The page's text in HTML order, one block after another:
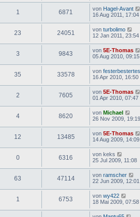
1 6871 von Hagel-Avant
16 Aug 2011, 17:04
23 24051 von turbolimo
12 Jan 2011, 23:54
3 9843 von 5E-Thomas
05 Aug 2010, 09:15
35 33578 von
16 Apr 2010, 16:50
2 7605 von 5E-Thomas
01 Apr 2010, 07:47
4 8620 von Michael
26 Nov 2009, 19:19
12 13485 von 5E-Thomas
14 Aug 2009, 14:09
0 6316 von keks
25 Jul 2009, 11:08
63 47114 von ramscher
22 Jun 2009, 12:01
1 6753 von wy422
18 Mai 2009, 07:58